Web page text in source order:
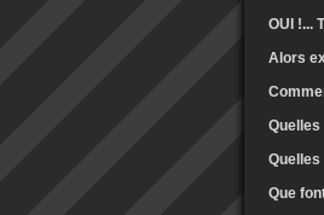
OUI !...
Alors
Quelles
Que